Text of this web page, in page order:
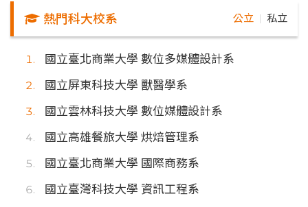
熱門科大校系 公立 私立
國立臺北商業大學 數位多媒體設計系
國立屏東科技大學 獸醫學系
國立雲林科技大學 數位媒體設計系
國立高雄餐旅大學 烘焙管理系
國立臺北商業大學 國際商務系
國立臺灣科技大學 資訊工程系